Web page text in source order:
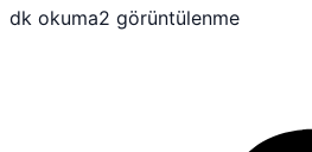
dk okuma2 görüntülenme